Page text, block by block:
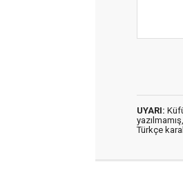
UYARI:
yazılmamış,
Türkçe